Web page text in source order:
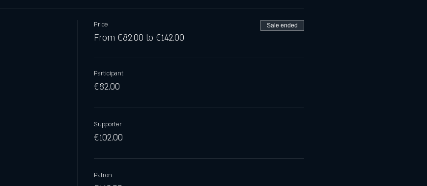
Price
From €82.00 to €142.00
Sale ended
Participant
€82.00
Supporter
€102.00
Patron